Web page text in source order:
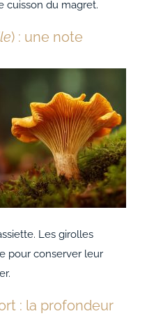
cuisson du magret.
) : une note
Les girolles
pour conserver leur
: la profondeur